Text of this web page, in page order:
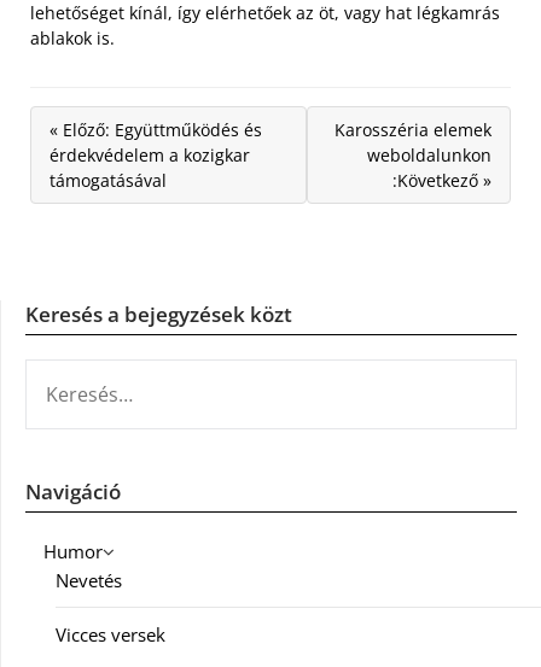
lehetőséget kínál, így elérhetőek az öt, vagy hat légkamrás
ablakok is.
« Előző: Együttműködés és
érdekvédelem a kozigkar
támogatásával
Karosszéria elemek
weboldalunkon
:Következő »
Keresés a bejegyzések közt
Navigáció
Humor
Nevetés
Vicces versek